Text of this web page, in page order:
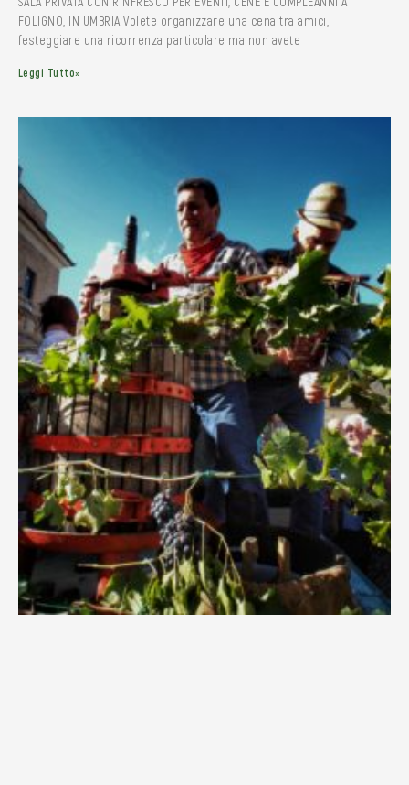
FOLIGNO, IN UMBRIA Volete organizzare una cena tra amici,
festeggiare una ricorrenza particolare ma non avete
Leggi Tutto»